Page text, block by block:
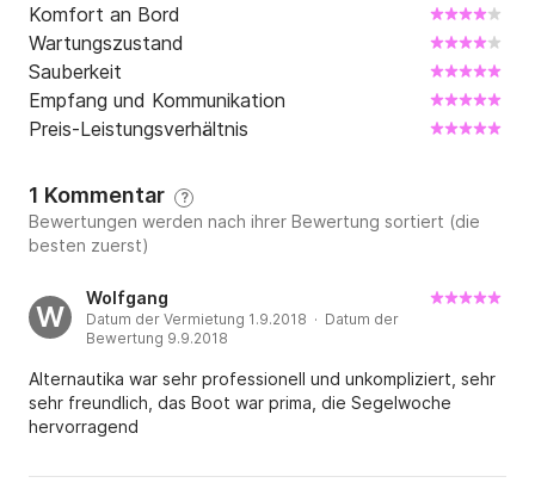
Komfort an Bord
Wartungszustand
Sauberkeit
Empfang und Kommunikation
Preis-Leistungsverhältnis
1 Kommentar ?
Bewertungen werden nach ihrer Bewertung sortiert (die
besten zuerst)
W
Wolfgang
Datum der Vermietung 1.9.2018 · Datum der
Bewertung 9.9.2018
Alternautika war sehr professionell und unkompliziert, sehr
sehr freundlich, das Boot war prima, die Segelwoche
hervorragend